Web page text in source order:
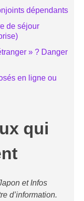
dépendants
de séjour
» ? Danger
en ligne ou
qui
et Infos
d’information.